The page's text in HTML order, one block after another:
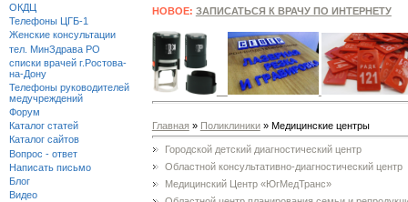
ОКДЦ
Телефоны ЦГБ-1
Женские консультации
тел. МинЗдрава РО
списки врачей г.Ростова-
на-Дону
Телефоны руководителей
медучреждений
Форум
Каталог статей
Каталог сайтов
Вопрос - ответ
Написать письмо
Блог
Видео
НОВОЕ: ЗАПИСАТЬСЯ К ВРАЧУ ПО ИНТЕРНЕТУ
Главная» Поликлиники» Медицинские центры
Городской детский диагностический центр
Областной консультативно-диагностический центр
Медицинский Центр «ЮгМедТранс»